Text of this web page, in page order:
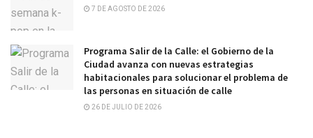
7 DE AGOSTO DE 2026
Programa Salir de la Calle: el Gobierno de la
Ciudad avanza con nuevas estrategias
habitacionales para solucionar el problema de
las personas en situación de calle
26 DE JULIO DE 2026